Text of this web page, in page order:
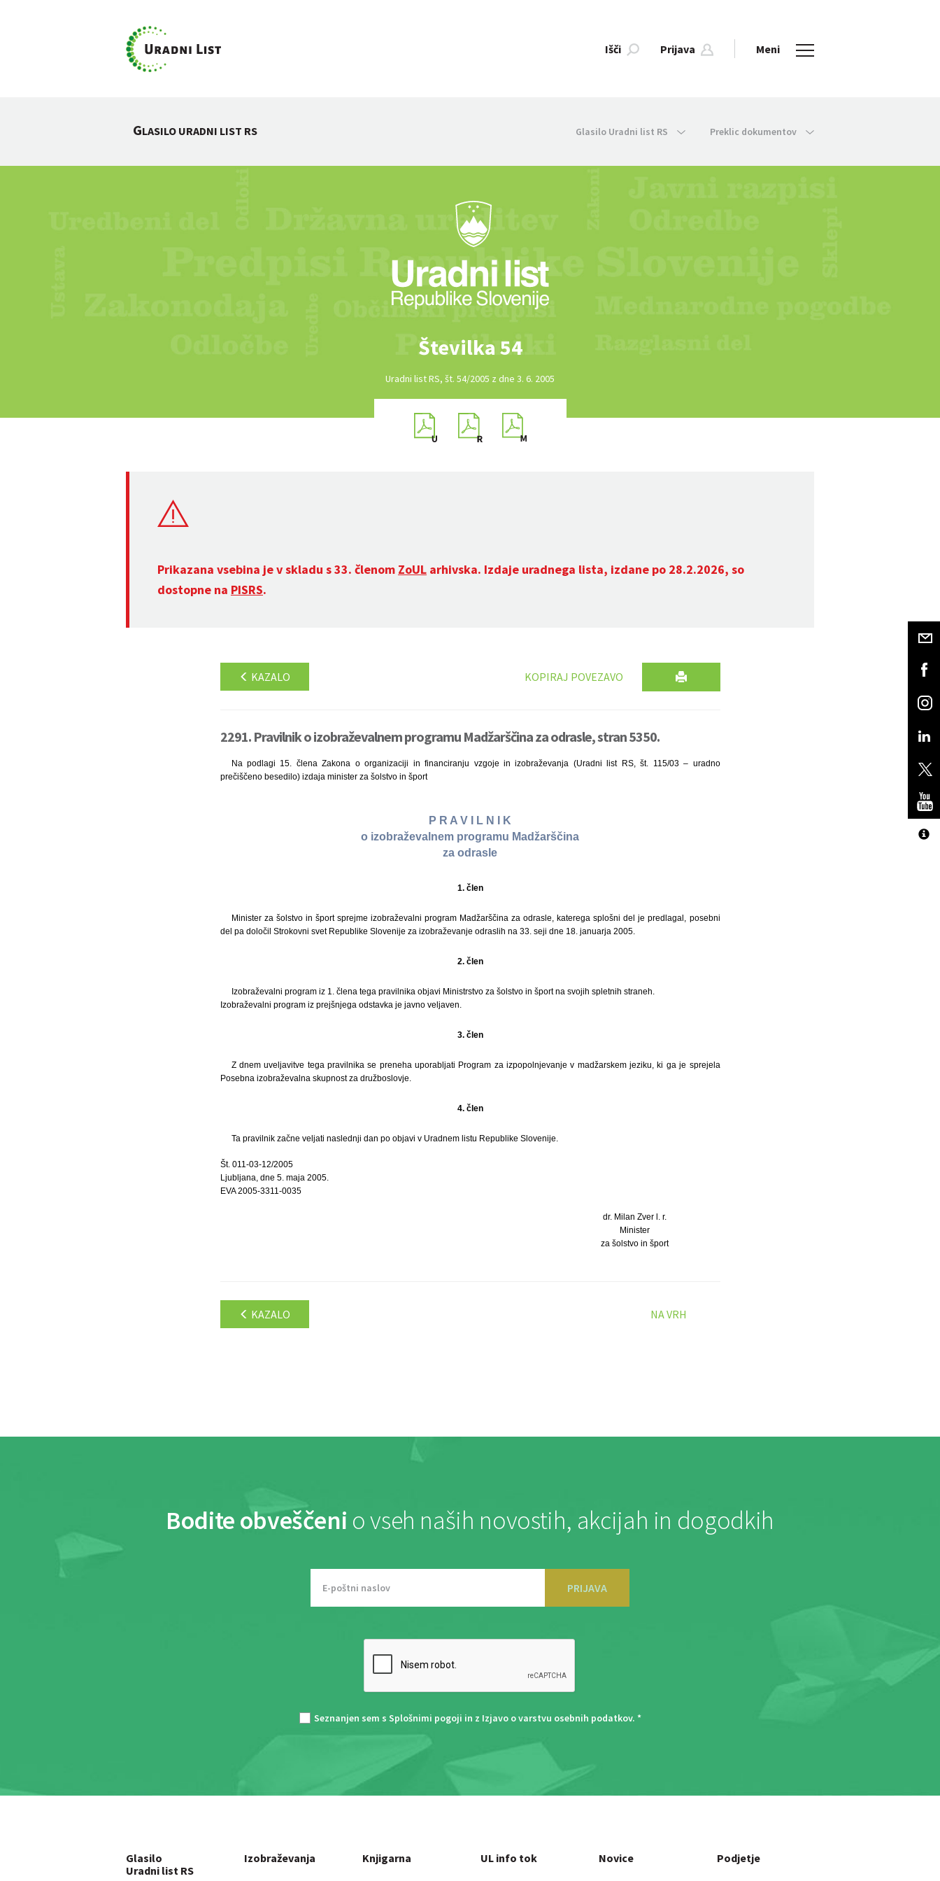
Išči Prijava Meni
GLASILO URADNI LIST RS Glasilo Uradni list RS Preklic dokumentov
Številka 54
Uradni list RS, št. 54/2005 z dne 3. 6. 2005
Prikazana vsebina je v skladu s 33. členom ZoUL arhivska. Izdaje uradnega lista, izdane po 28.2.2026, so
dostopne na PISRS.
KAZALO KOPIRAJ POVEZAVO
2291. Pravilnik o izobraževalnem programu Madžarščina za odrasle, stran 5350.
Na podlagi 15. člena Zakona o organizaciji in financiranju vzgoje in izobraževanja (Uradni list RS, št. 115/03 – uradno
prečiščeno besedilo) izdaja minister za šolstvo in šport
P R A V I L N I K
o izobraževalnem programu Madžarščina
za odrasle
1. člen
Minister za šolstvo in šport sprejme izobraževalni program Madžarščina za odrasle, katerega splošni del je predlagal, posebni
del pa določil Strokovni svet Republike Slovenije za izobraževanje odraslih na 33. seji dne 18. januarja 2005.
2. člen
Izobraževalni program iz 1. člena tega pravilnika objavi Ministrstvo za šolstvo in šport na svojih spletnih straneh.
Izobraževalni program iz prejšnjega odstavka je javno veljaven.
3. člen
Z dnem uveljavitve tega pravilnika se preneha uporabljati Program za izpopolnjevanje v madžarskem jeziku, ki ga je sprejela
Posebna izobraževalna skupnost za družboslovje.
4. člen
Ta pravilnik začne veljati naslednji dan po objavi v Uradnem listu Republike Slovenije.
Št. 011-03-12/2005
Ljubljana, dne 5. maja 2005.
EVA 2005-3311-0035
dr. Milan Zver l. r.
Minister
za šolstvo in šport
KAZALO NA VRH
Bodite obveščeni o vseh naših novostih, akcijah in dogodkih
PRIJAVA
Seznanjen sem s Splošnimi pogoji in z Izjavo o varstvu osebnih podatkov. *
Glasilo
Uradni list RS
Izobraževanja Knjigarna UL info tok Novice Podjetje